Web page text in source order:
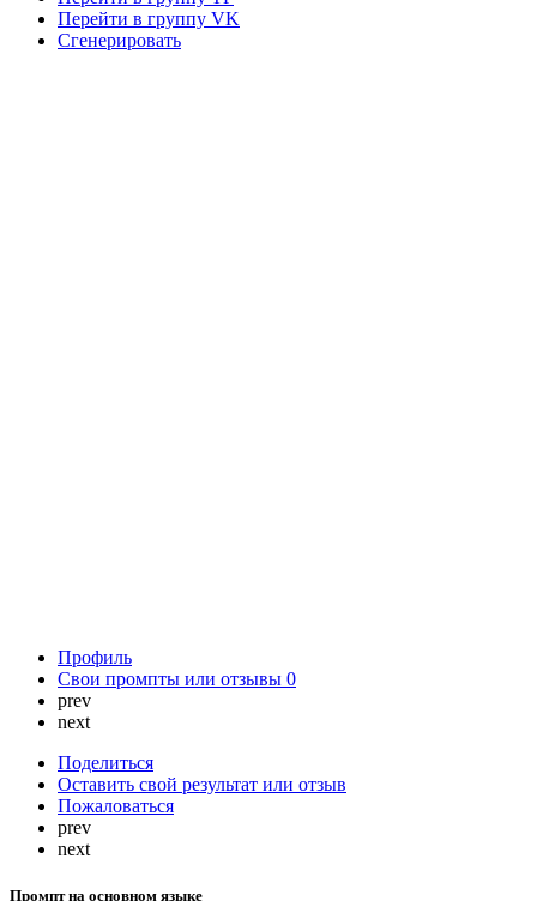
Перейти в группу VK
Сгенерировать
Профиль
Свои промпты или отзывы 0
prev
next
Поделиться
Оставить свой результат или отзыв
Пожаловаться
prev
next
Промпт на основном языке